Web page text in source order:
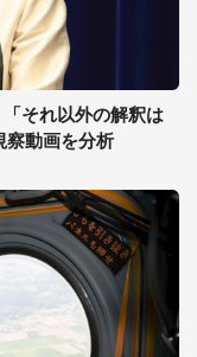
それ以外の解釈は
察動画を分析